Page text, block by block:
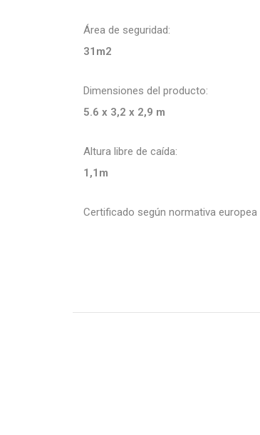
Área de seguridad:
31m2
Dimensiones del producto:
5.6 x 3,2 x 2,9 m
Altura libre de caída:
1,1m
Certificado según normativa europea